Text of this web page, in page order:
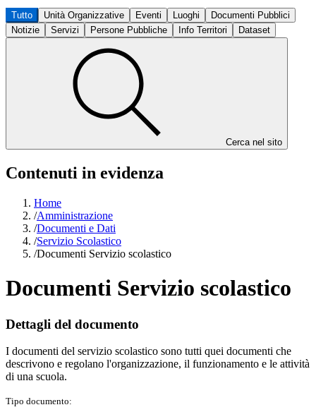
Tutto Unità Organizzative Eventi Luoghi
Documenti Pubblici
Notizie
Servizi Persone Pubbliche Info Territori Dataset
Cerca nel sito
Contenuti in evidenza
Home
/Amministrazione
/Documenti e Dati
/Servizio Scolastico
/Documenti Servizio scolastico
Documenti Servizio scolastico
Dettagli del documento
I documenti del servizio scolastico sono tutti quei documenti che
descrivono e regolano l'organizzazione, il funzionamento e le attività
di una scuola.
Tipo documento: